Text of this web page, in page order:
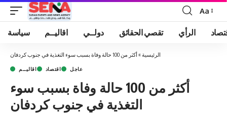
Font
Resizer
Aa
سياسة اقاليــم دولــي تقصي الحقائق الرأي
الرئيسية »أكثر من 100 حالة وفاة بسبب سوء التغذية في جنوب كردفان
اقاليــم اقتصاد عاجل
أكثر من 100 حالة وفاة بسبب سوء
التغذية في جنوب كردفان